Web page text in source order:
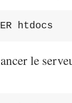
htdocs
le